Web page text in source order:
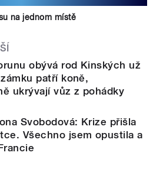
na jednom místě
obývá rod Kinských už
patří koně,
ukrývají vůz z pohádky
Svobodová: Krize přišla
Všechno jsem opustila a